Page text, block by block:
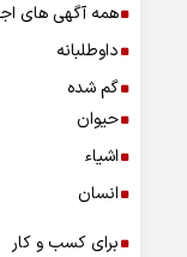
همه آگهی های
داوطلبانه
گم شده
حیوان
اشیاء
انسان
برای کسب و کار